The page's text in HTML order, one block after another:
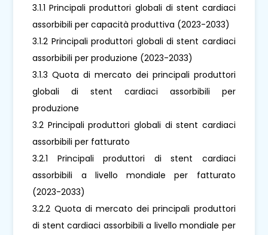
3.1.1 Principali produttori globali di stent cardiaci
assorbibili per capacità produttiva (2023-2033)
3.1.2 Principali produttori globali di stent cardiaci
assorbibili per produzione (2023-2033)
3.1.3 Quota di mercato dei principali produttori
globali di stent cardiaci assorbibili per
produzione
3.2 Principali produttori globali di stent cardiaci
assorbibili per fatturato
3.2.1 Principali produttori di stent cardiaci
assorbibili a livello mondiale per fatturato
(2023-2033)
3.2.2 Quota di mercato dei principali produttori
di stent cardiaci assorbibili a livello mondiale per